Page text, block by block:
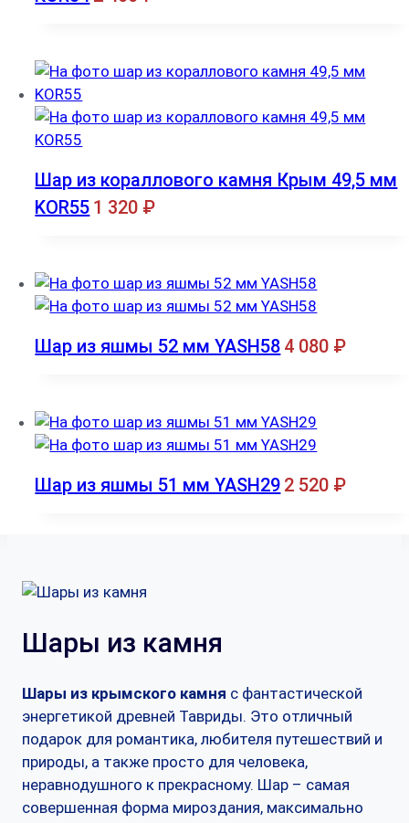
Шар из кораллового камня Крым 49,5 мм
KOR55 1 320 ₽
Шар из яшмы 52 мм YASH58 4 080 ₽
Шар из яшмы 51 мм YASH29 2 520 ₽
Шары из камня
Шары из крымского камня с фантастической
энергетикой древней Тавриды. Это отличный
подарок для романтика, любителя путешествий и
природы, а также просто для человека,
неравнодушного к прекрасному. Шар – самая
совершенная форма мироздания, максимально